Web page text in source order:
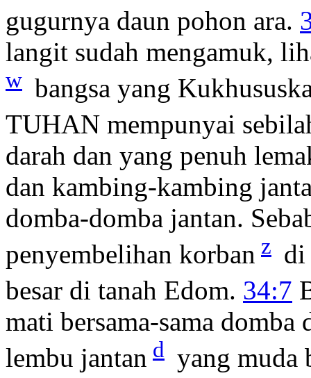
gugurnya daun pohon ara.
langit sudah mengamuk,
w bangsa yang
TUHAN mempunyai
darah dan yang penuh
dan kambing-kambing
domba-domba jantan.
penyembelihan korban z di
besar di tanah Edom. 34:7
mati bersama-sama
lembu jantan d yang muda